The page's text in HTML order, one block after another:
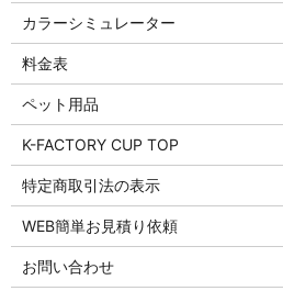
カラーシミュレーター
料金表
ペット用品
K-FACTORY CUP TOP
特定商取引法の表示
WEB簡単お見積り依頼
お問い合わせ